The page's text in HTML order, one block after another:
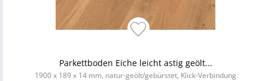
Parkettboden Eiche leicht astig geölt...
1900 x 189 x 14 mm, natur-geölt/gebürstet, Klick-Verbindung